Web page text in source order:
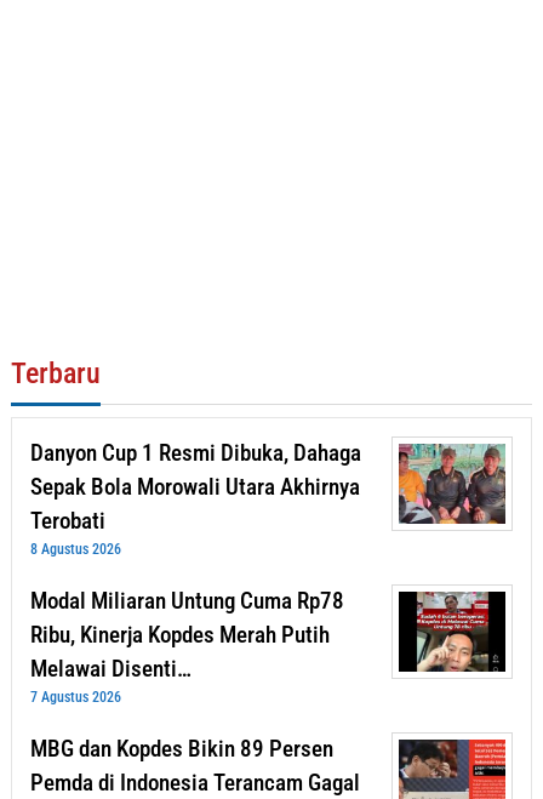
Terbaru
Danyon Cup 1 Resmi Dibuka, Dahaga
Sepak Bola Morowali Utara Akhirnya
Terobati
8 Agustus 2026
Modal Miliaran Untung Cuma Rp78
Ribu, Kinerja Kopdes Merah Putih
Melawai Disenti…
7 Agustus 2026
MBG dan Kopdes Bikin 89 Persen
Pemda di Indonesia Terancam Gagal